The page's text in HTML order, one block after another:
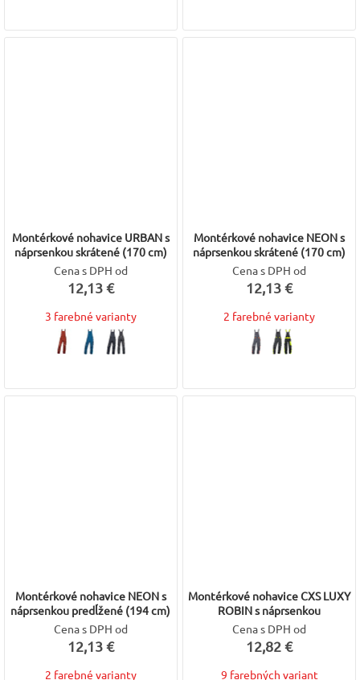
Montérkové nohavice URBAN s
náprsenkou skrátené (170 cm)
Cena s DPH od
12,13 €
3 farebné varianty
Montérkové nohavice NEON s
náprsenkou skrátené (170 cm)
Cena s DPH od
12,13 €
2 farebné varianty
Montérkové nohavice NEON s
náprsenkou predĺžené (194 cm)
Cena s DPH od
12,13 €
2 farebné varianty
Montérkové nohavice CXS LUXY
ROBIN s náprsenkou
Cena s DPH od
12,82 €
9 farebných variant